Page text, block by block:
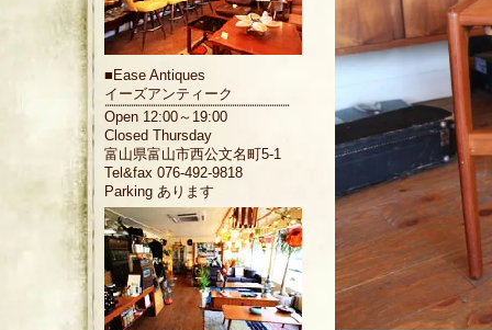
■ Ease Antiques
イーズアンティーク
Open 12:00～19:00
Closed Thursday
富山県富山市西公文名町5-1
Tel&fax 076-492-9818
Parking あります